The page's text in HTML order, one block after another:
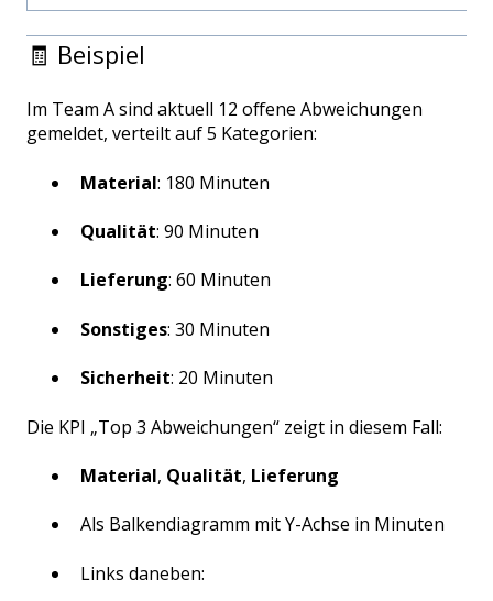
🧾 Beispiel
Im Team A sind aktuell 12 offene Abweichungen
gemeldet, verteilt auf 5 Kategorien:
Material: 180 Minuten
Qualität: 90 Minuten
Lieferung: 60 Minuten
Sonstiges: 30 Minuten
Sicherheit: 20 Minuten
Die KPI „Top 3 Abweichungen“ zeigt in diesem Fall:
Material, Qualität, Lieferung
Als Balkendiagramm mit Y-Achse in Minuten
Links daneben: